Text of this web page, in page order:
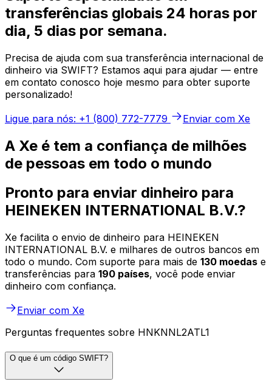
transferências globais 24 horas por
dia, 5 dias por semana.
Precisa de ajuda com sua transferência internacional de
dinheiro via SWIFT? Estamos aqui para ajudar — entre
em contato conosco hoje mesmo para obter suporte
personalizado!
Ligue para nós: +1 (800) 772-7779
Enviar com Xe
A Xe é tem a confiança de milhões
de pessoas em todo o mundo
Pronto para enviar dinheiro para
HEINEKEN INTERNATIONAL B.V.?
Xe facilita o envio de dinheiro para HEINEKEN
INTERNATIONAL B.V. e milhares de outros bancos em
todo o mundo. Com suporte para mais de 130 moedas e
transferências para 190 países, você pode enviar
dinheiro com confiança.
Enviar com Xe
Perguntas frequentes sobre HNKNNL2ATL1
O que é um código SWIFT?